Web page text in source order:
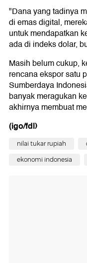
"Dana yang tadinya
di emas digital,
untuk mendapatkan
ada di indeks dolar,
Masih belum cukup,
rencana ekspor satu
Sumberdaya
banyak meragukan
akhirnya membuat
(igo/fdl)
nilai tukar rupiah
ekonomi indonesia